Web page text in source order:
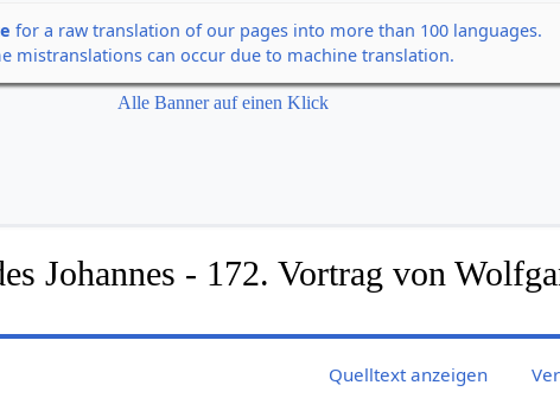
for a raw translation of our pages into more than 100 languages.
mistranslations can occur due to machine translation.
Alle Banner auf einen Klick
Johannes - 172. Vortrag von
Quelltext anzeigen